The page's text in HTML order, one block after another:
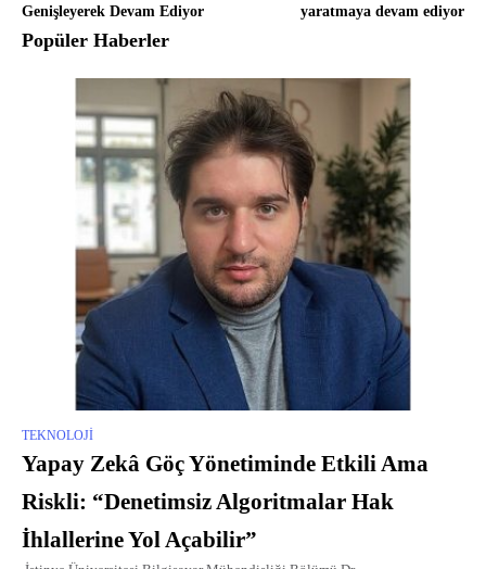
Genişleyerek Devam Ediyor
yaratmaya devam ediyor
Popüler Haberler
TEKNOLOJI
Yapay Zekâ Göç Yönetiminde Etkili Ama
Riskli: “Denetimsiz Algoritmalar Hak
İhlallerine Yol Açabilir”